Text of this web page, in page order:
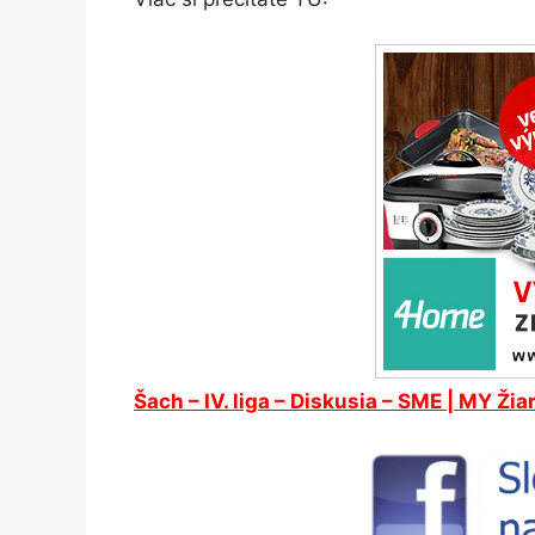
Šach – IV. liga – Diskusia – SME | MY Žiar